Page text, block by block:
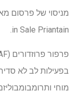
in Sale Priantain.
בפעילות לב לא
מוחי